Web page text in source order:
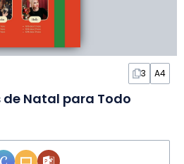
3 A4
de Natal para Todo